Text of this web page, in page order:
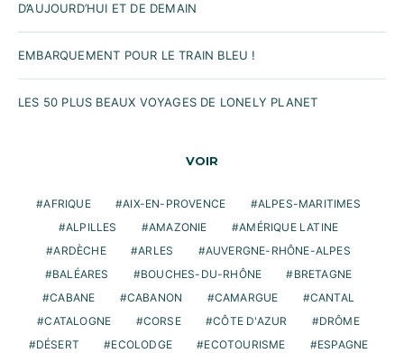
D’AUJOURD’HUI ET DE DEMAIN
EMBARQUEMENT POUR LE TRAIN BLEU !
LES 50 PLUS BEAUX VOYAGES DE LONELY PLANET
VOIR
AFRIQUE AIX-EN-PROVENCE
ALPES-MARITIMES
ALPILLES
AMAZONIE
AMÉRIQUE LATINE
ARDÈCHE
ARLES
AUVERGNE-RHÔNE-ALPES
BALÉARES
BOUCHES-DU-RHÔNE
BRETAGNE
CABANE
CABANON CAMARGUE
CANTAL
CATALOGNE
CORSE CÔTE D'AZUR
DRÔME
DÉSERT
ECOLODGE ECOTOURISME
ESPAGNE